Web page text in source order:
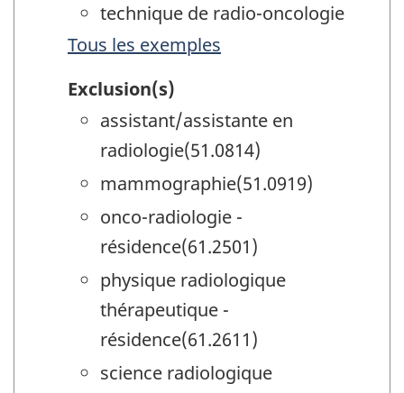
technique de radio-oncologie
Tous les exemples
Exclusion(s)
assistant/assistante en
radiologie(51.0814)
mammographie(51.0919)
onco-radiologie -
résidence(61.2501)
physique radiologique
thérapeutique -
résidence(61.2611)
science radiologique